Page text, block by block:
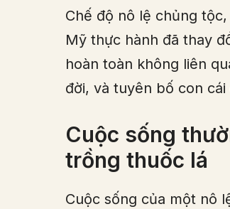
Chế độ nô lệ chủng
Mỹ thực hành đã thay
hoàn toàn không liên
đời, và tuyên bố con
Cuộc sống
trồng thuốc lá
Cuộc sống của một nô